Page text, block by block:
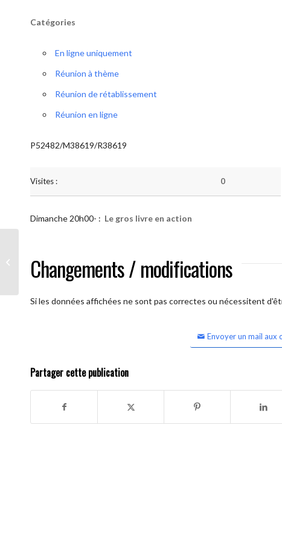
Catégories
En ligne uniquement
Réunion à thème
Réunion de rétablissement
Réunion en ligne
P52482/M38619/R38619
Visites : 0
Dimanche 20h00- : Le gros livre en action
Changements / modifications
Si les données affichées ne sont pas correctes ou nécessitent
Envoyer un mail aux
Partager cette publication
action)